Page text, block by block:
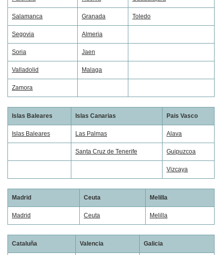
Salamanca Granada Toledo
Segovia Almeria
Soria Jaen
Valladolid Malaga
Zamora
Islas Baleares Islas Canarias Pais Vasco
Islas Baleares Las Palmas Alava
Santa Cruz de Tenerife Guipuzcoa
Vizcaya
Madrid Ceuta Melilla
Madrid Ceuta Melilla
Cataluña Valencia Galicia